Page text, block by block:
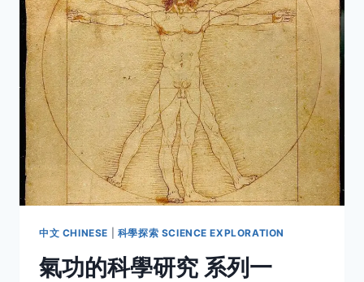
AT
MZI
ADVANCED
CLASS
中文 CHINESE 科學探索 SCIENCE EXPLORATION
氣功的科學研究 系列一